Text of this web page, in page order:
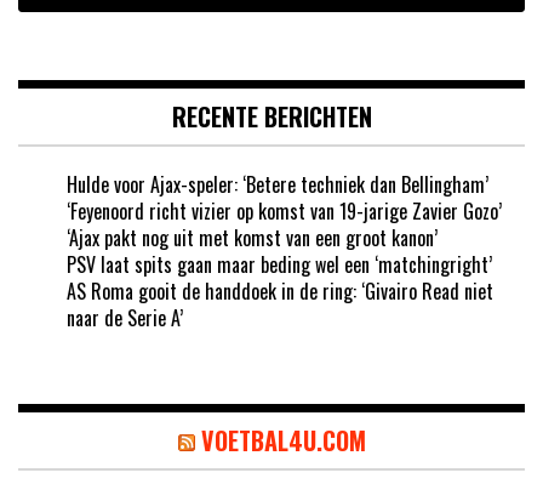
RECENTE BERICHTEN
Hulde voor Ajax-speler: ‘Betere techniek dan Bellingham’
‘Feyenoord richt vizier op komst van 19-jarige Zavier Gozo’
‘Ajax pakt nog uit met komst van een groot kanon’
PSV laat spits gaan maar beding wel een ‘matchingright’
AS Roma gooit de handdoek in de ring: ‘Givairo Read niet
naar de Serie A’
VOETBAL4U.COM